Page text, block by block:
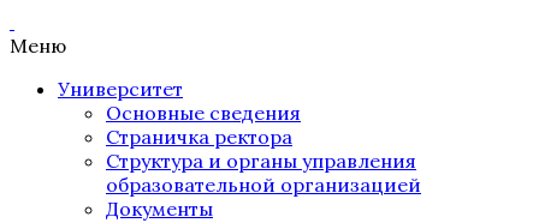
Меню
Университет
Основные сведения
Страничка ректора
Структура и органы управления
образовательной организацией
Документы